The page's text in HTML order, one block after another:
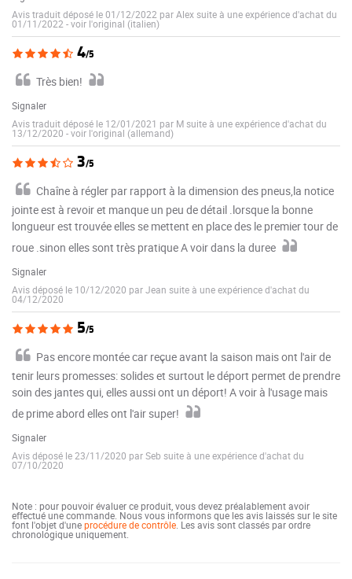
Avis traduit déposé le 01/12/2022 par Alex suite à une expérience d'achat du
01/11/2022 -voir l'original (italien)
4/5
Très bien!
Signaler
Avis traduit déposé le 12/01/2021 par M suite à une expérience d'achat du
13/12/2020 -voir l'original (allemand)
3/5
Chaîne à régler par rapport à la dimension des pneus,la notice
jointe est à revoir et manque un peu de détail .lorsque la bonne
longueur est trouvée elles se mettent en place des le premier tour de
roue .sinon elles sont très pratique A voir dans la duree
Signaler
Avis déposé le 10/12/2020 par Jean suite à une expérience d'achat du
04/12/2020
5/5
Pas encore montée car reçue avant la saison mais ont l'air de
tenir leurs promesses: solides et surtout le déport permet de prendre
soin des jantes qui, elles aussi ont un déport! A voir à l'usage mais
de prime abord elles ont l'air super!
Signaler
Avis déposé le 23/11/2020 par Seb suite à une expérience d'achat du
07/10/2020
Note : pour pouvoir évaluer ce produit, vous devez préalablement avoir
effectué une commande. Nous vous informons que les avis laissés sur le site
font l'objet d'uneprocédure de contrôle . Les avis sont classés par ordre
chronologique uniquement.